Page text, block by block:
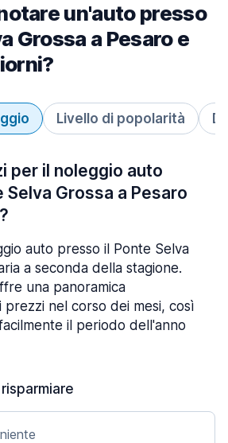
un'auto presso
Grossa a Pesaro e
Livello di popolarità
per il noleggio auto
Selva Grossa a Pesaro
auto presso il Ponte Selva
a seconda della stagione.
una panoramica
prezzi nel corso dei mesi, così
il periodo dell'anno